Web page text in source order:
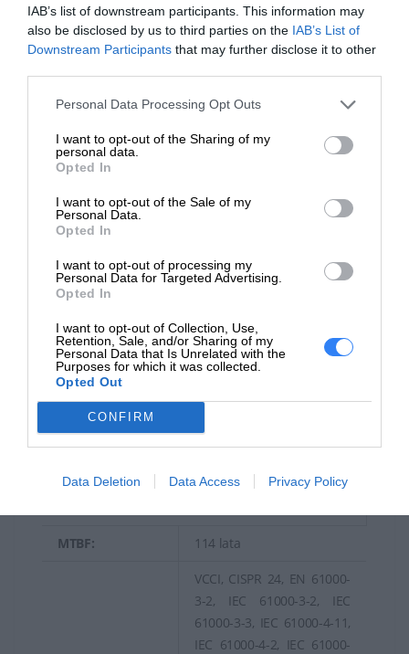
IAB’s list of downstream participants. This information may
also be disclosed by us to third parties on the IAB’s List of
Downstream Participants that may further disclose it to other
Personal Data Processing Opt Outs
I want to opt-out of the Sharing of my
personal data.
Opted In
I want to opt-out of the Sale of my
Personal Data.
Opted In
I want to opt-out of processing my
Personal Data for Targeted Advertising.
Opted In
I want to opt-out of Collection, Use,
Retention, Sale, and/or Sharing of my
Personal Data that Is Unrelated with the
Purposes for which it was collected.
Opted Out
CONFIRM
Data Deletion Data Access Privacy Policy
normami:
IEEE 802.3ad (LACP), IEEE
802.1w, IEEE 802.1x, IEEE
802.1s, IEEE 802.1ab
(LLDP), IEEE 802.3az
1 x ARM Cortex-A9: 800
MHz
RAM:
Pamięć fleszowa: 256 MB
Rozszerzenie / połączenie
Interfejsy:
48 x 1000Base-T RJ-45
SFP+
Zasilanie
Zasilacz:
Wymagane
MTBF: 114 lata
VCCI, CISPR 24, EN 61000-
3-2, IEC 61000-3-2, IEC
61000-3-3, IEC 61000-4-11,
IEC 61000-4-2, IEC 61000-